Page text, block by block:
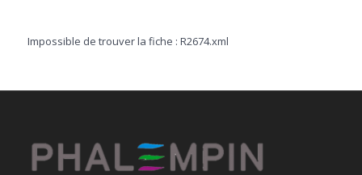
Impossible de trouver la fiche : R2674.xml